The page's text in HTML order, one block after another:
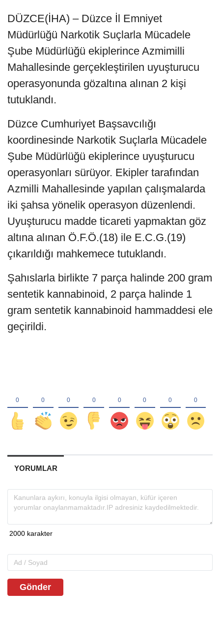
DÜZCE(İHA) – Düzce İl Emniyet
Müdürlüğü Narkotik Suçlarla Mücadele
Şube Müdürlüğü ekiplerince Azmimilli
Mahallesinde gerçekleştirilen uyuşturucu
operasyonunda gözaltına alınan 2 kişi
tutuklandı.
Düzce Cumhuriyet Başsavcılığı
koordinesinde Narkotik Suçlarla Mücadele
Şube Müdürlüğü ekiplerince uyuşturucu
operasyonları sürüyor. Ekipler tarafından
Azmilli Mahallesinde yapılan çalışmalarda
iki şahsa yönelik operasyon düzenlendi.
Uyuşturucu madde ticareti yapmaktan göz
altına alınan Ö.F.Ö.(18) ile E.C.G.(19)
çıkarıldığı mahkemece tutuklandı.
Şahıslarla birlikte 7 parça halinde 200 gram
sentetik kannabinoid, 2 parça halinde 1
gram sentetik kannabinoid hammaddesi ele
geçirildi.
YORUMLAR
Gönder